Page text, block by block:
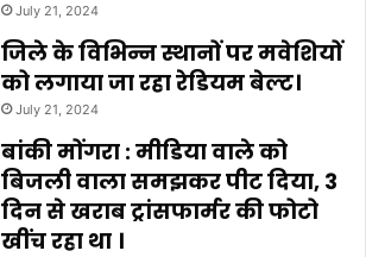
July 21, 2024
जिले के विभिन्न स्थानों पर मवेशियों
को लगाया जा रहा रेडियम बेल्ट।
July 21, 2024
बांकी मोंगरा : मीडिया वाले को
बिजली वाला समझकर पीट दिया, 3
दिन से खराब ट्रांसफार्मर की फोटो
खींच रहा था ।